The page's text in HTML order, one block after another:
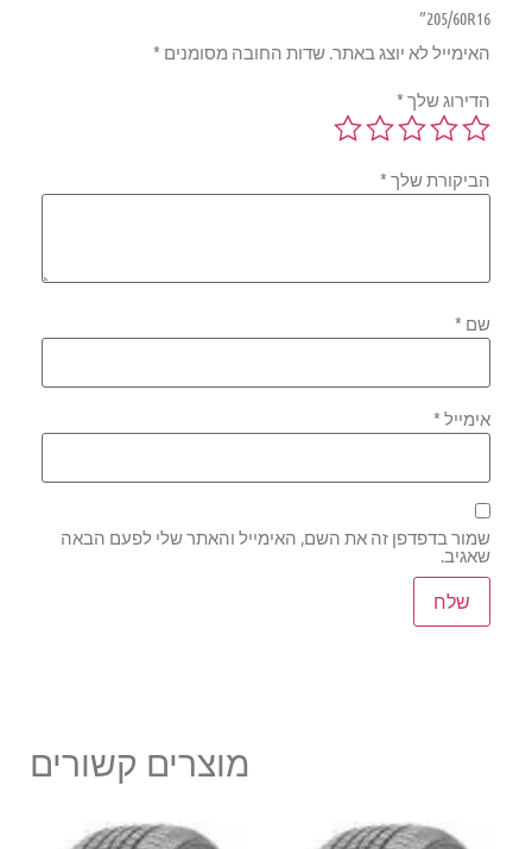
205/60R16”
האימייל לא יוצג באתר.שדות החובה מסומנים*
הדירוג שלך*
הביקורת שלך*
שם*
אימייל*
שמור בדפדפן זה את השם, האימייל והאתר שלי לפעם הבאה
שאגיב.
מוצרים קשורים